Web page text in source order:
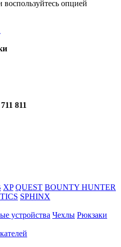
опцией
811
XP QUEST BOUNTY HUNTER
SPHINX
устройства Чехлы Рюкзаки